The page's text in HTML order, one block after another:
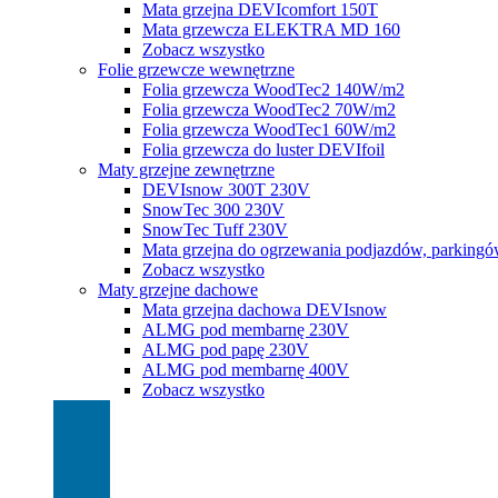
Mata grzejna DEVIcomfort 150T
Mata grzewcza ELEKTRA MD 160
Zobacz wszystko
Folie grzewcze wewnętrzne
Folia grzewcza WoodTec2 140W/m2
Folia grzewcza WoodTec2 70W/m2
Folia grzewcza WoodTec1 60W/m2
Folia grzewcza do luster DEVIfoil
Maty grzejne zewnętrzne
DEVIsnow 300T 230V
SnowTec 300 230V
SnowTec Tuff 230V
Mata grzejna do ogrzewania podjazdów,
Zobacz wszystko
Maty grzejne dachowe
Mata grzejna dachowa DEVIsnow
ALMG pod membarnę 230V
ALMG pod papę 230V
ALMG pod membarnę 400V
Zobacz wszystko